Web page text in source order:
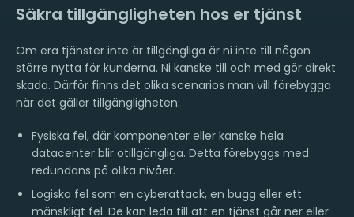
Säkra tillgängligheten hos er tjänst
Om era tjänster inte är tillgängliga är ni inte till någon
större nytta för kunderna. Ni kanske till och med gör direkt
skada. Därför finns det olika scenarios man vill förebygga
när det gäller tillgängligheten:
Fysiska fel, där komponenter eller kanske hela
datacenter blir otillgängliga. Detta förebyggs med
redundans på olika nivåer.
Logiska fel som en cyberattack, en bugg eller ett
mänskligt fel. De kan leda till att en tjänst går ner eller